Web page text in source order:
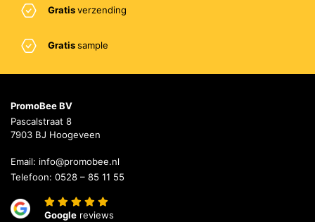
Gratisverzending
Gratissample
PromoBee BV
Pascalstraat 8
7903 BJ Hoogeveen
Email: info@promobee.nl
Telefoon: 0528 – 85 11 55
Google reviews